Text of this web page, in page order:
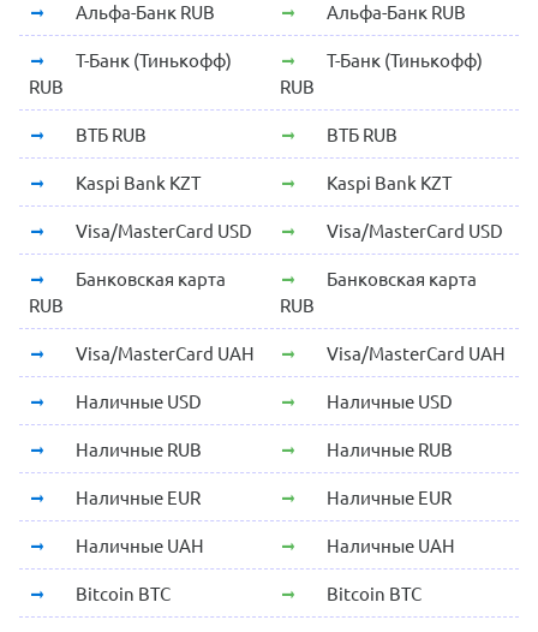
Альфа-Банк RUB Альфа-Банк RUB
Т-Банк (Тинькофф)
RUB
Т-Банк (Тинькофф)
RUB
ВТБ RUB ВТБ RUB
Kaspi Bank KZT Kaspi Bank KZT
Visa/MasterCard USD Visa/MasterCard USD
Банковская карта
RUB
Банковская карта
RUB
Visa/MasterCard UAH Visa/MasterCard UAH
Наличные USD Наличные USD
Наличные RUB Наличные RUB
Наличные EUR Наличные EUR
Наличные UAH Наличные UAH
Bitcoin BTC Bitcoin BTC